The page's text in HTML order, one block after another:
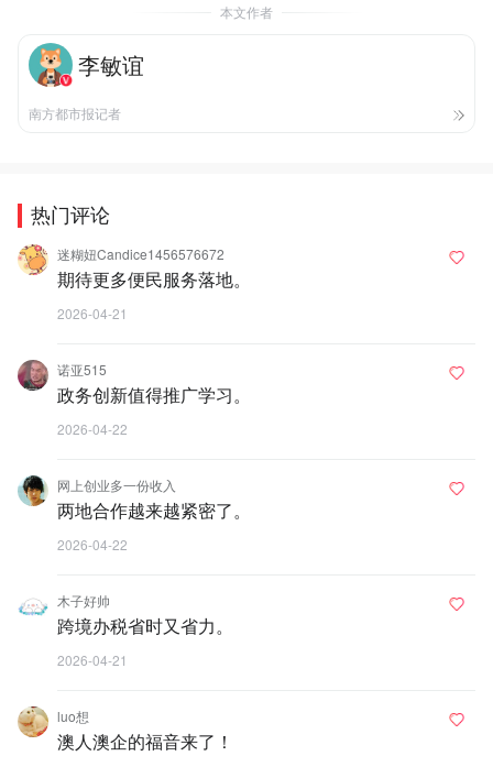
本文作者
李敏谊
南方都市报记者
热门评论
迷糊妞Candice1456576672
期待更多便民服务落地。
2026-04-21
诺亚515
政务创新值得推广学习。
2026-04-22
网上创业多一份收入
两地合作越来越紧密了。
2026-04-22
木子好帅
跨境办税省时又省力。
2026-04-21
luo想
澳人澳企的福音来了！